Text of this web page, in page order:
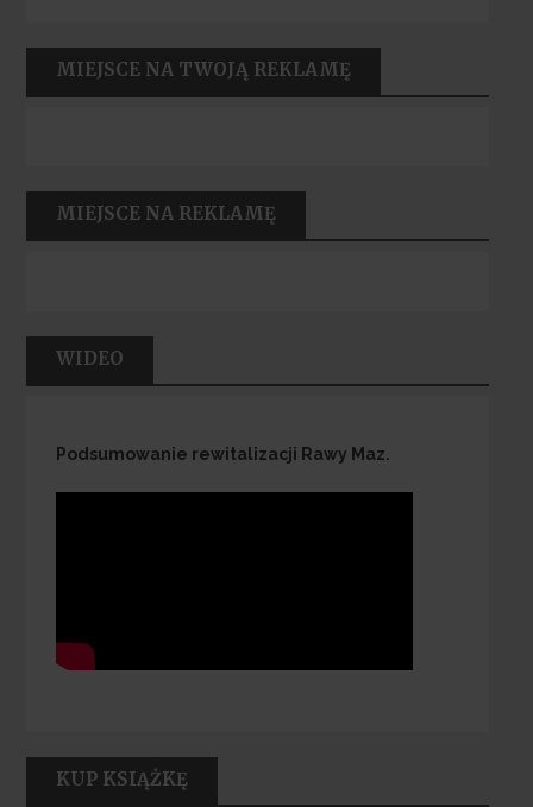
MIEJSCE NA TWOJĄ REKLAMĘ
MIEJSCE NA REKLAMĘ
WIDEO
Podsumowanie rewitalizacji Rawy Maz.
KUP KSIĄŻKĘ